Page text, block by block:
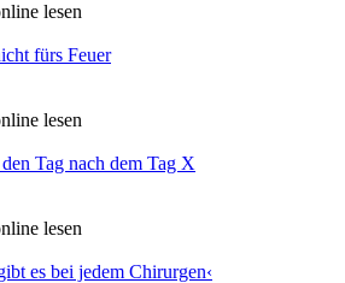
lesen
fürs Feuer
lesen
Tag nach dem Tag X
lesen
es bei jedem Chirurgen‹